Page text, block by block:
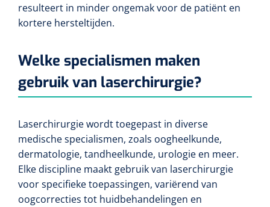
resulteert in minder ongemak voor de patiënt en
kortere hersteltijden.
Welke specialismen maken
gebruik van laserchirurgie?
Laserchirurgie wordt toegepast in diverse
medische specialismen, zoals oogheelkunde,
dermatologie, tandheelkunde, urologie en meer.
Elke discipline maakt gebruik van laserchirurgie
voor specifieke toepassingen, variërend van
oogcorrecties tot huidbehandelingen en